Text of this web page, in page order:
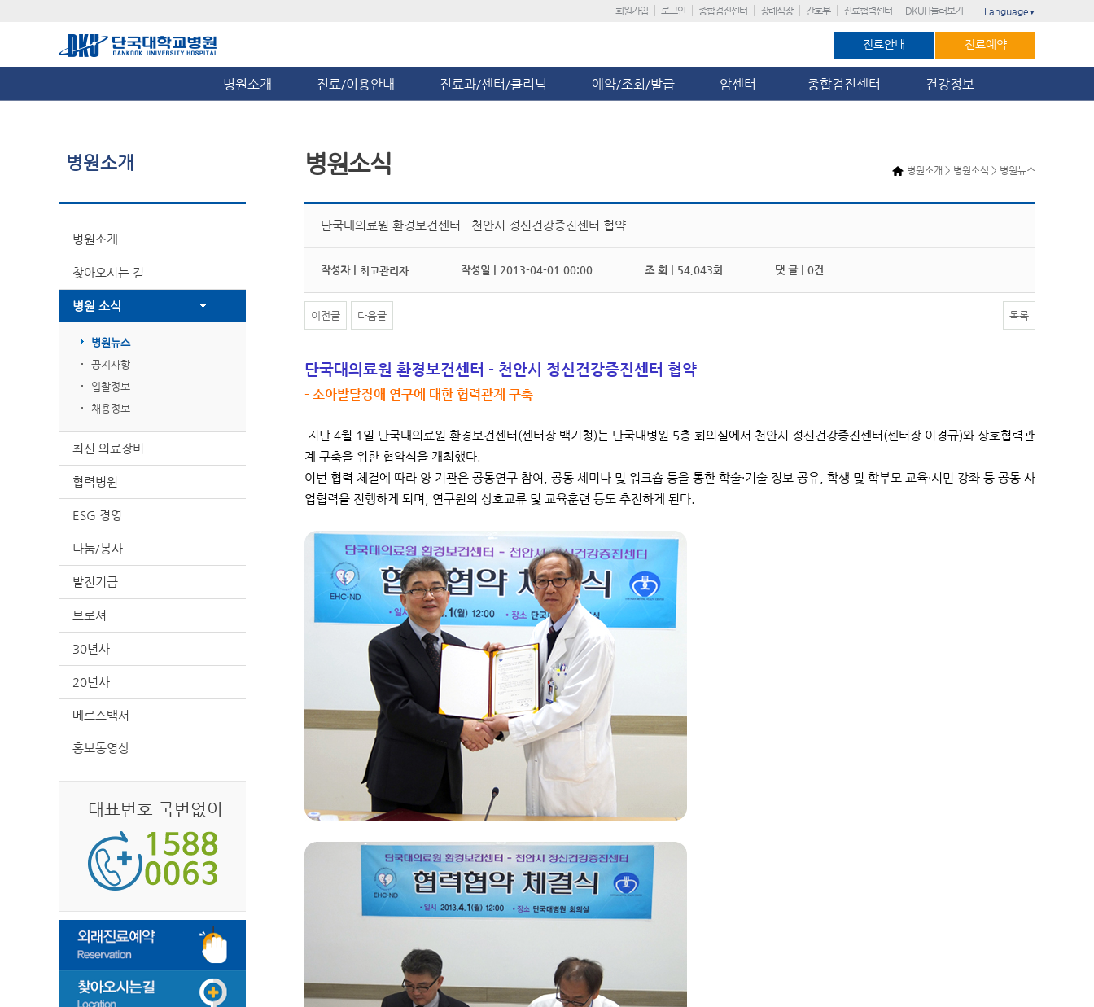
회원가입 로그인 종합검진센터 장례식장 간호부 진료협력센터 DKUH둘러보기 Language ▼
진료안내 진료예약
병원소개 진료/이용안내 진료과/센터/클리닉 예약/조회/발급 암센터 종합검진센터 건강정보
병원소개
병원소개
찾아오시는 길
병원 소식
병원뉴스
공지사항
입찰정보
채용정보
최신 의료장비
협력병원
ESG 경영
나눔/봉사
발전기금
브로셔
30년사
20년사
메르스백서
홍보동영상
대표번호 국번없이
병원소개 > 병원소식 > 병원뉴스
병원소식
단국대의료원 환경보건센터 - 천안시 정신건강증진센터 협약
작성자 | 최고관리자 작성일 | 2013-04-01 00:00 조 회 | 54,043회 댓 글 | 0건
이전글 다음글 목록
단국대의료원 환경보건센터 - 천안시 정신건강증진센터 협약
- 소아발달장애 연구에 대한 협력관계 구축
지난 4월 1일 단국대의료원 환경보건센터(센터장 백기청)는 단국대병원 5층 회의실에서 천안시 정신건강증진센터(센터장 이경규)와 상호협력관
계 구축을 위한 협약식을 개최했다.
이번 협력 체결에 따라 양 기관은 공동연구 참여, 공동 세미나 및 워크숍 등을 통한 학술·기술 정보 공유, 학생 및 학부모 교육·시민 강좌 등 공동 사
업협력을 진행하게 되며, 연구원의 상호교류 및 교육훈련 등도 추진하게 된다.